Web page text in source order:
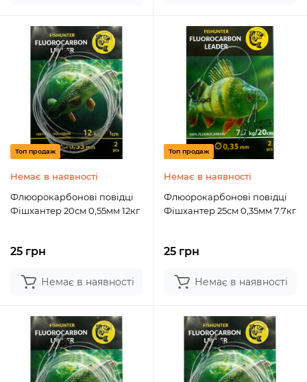
Топ продаж
Немає в наявності
Флюорокарбонові повідці
Фішхантер 20см 0,55мм 12кг
25 грн
Немає в наявності
Топ продаж
Немає в наявності
Флюорокарбонові повідці
Фішхантер 25см 0,35мм 7.7кг
25 грн
Немає в наявності